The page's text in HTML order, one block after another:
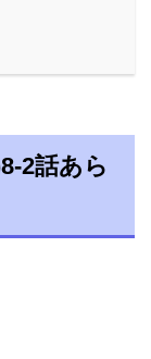
2話あら